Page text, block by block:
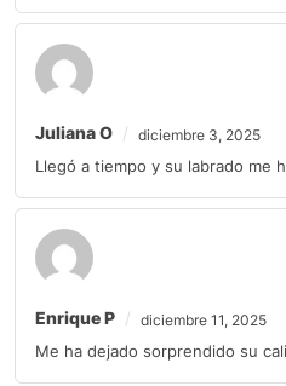
Juliana O diciembre 3, 2025
Llegó a tiempo y su labrado me
Enrique P diciembre 11, 2025
Me ha dejado sorprendido su